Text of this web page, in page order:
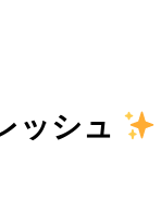
ッシュ